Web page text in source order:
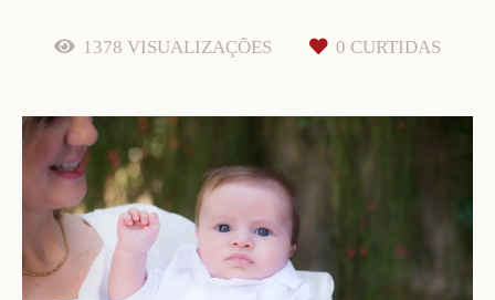
1378 VISUALIZAÇÕES 0 CURTIDAS